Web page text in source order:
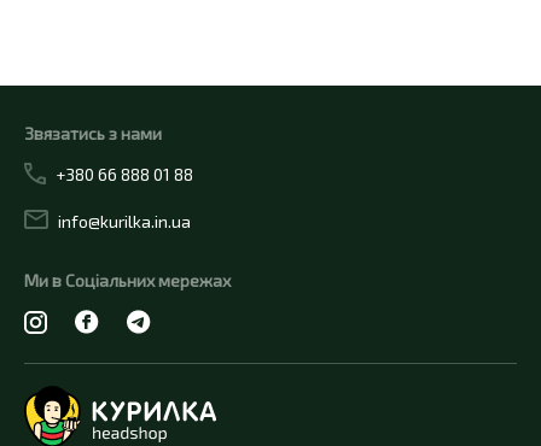
Звязатись з нами
+380 66 888 01 88
info@kurilka.in.ua
Ми в Соціальних мережах